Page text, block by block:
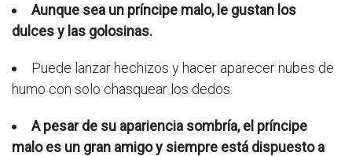
Aunque sea un príncipe malo, le gustan los
dulces y las golosinas.
Puede lanzar hechizos y hacer aparecer nubes de
humo con solo chasquear los dedos.
A pesar de su apariencia sombría, el príncipe
malo es un gran amigo y siempre está dispuesto a